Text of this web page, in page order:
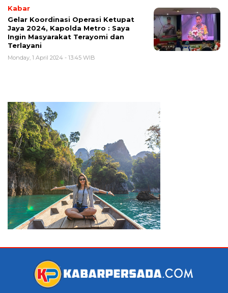
Kabar
Gelar Koordinasi Operasi Ketupat
Jaya 2024, Kapolda Metro : Saya
Ingin Masyarakat Terayomi dan
Terlayani
Monday, 1 April 2024 - 13:45 WIB